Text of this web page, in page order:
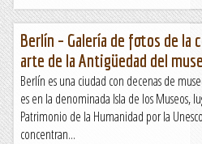
Berlín – Galería de fotos de la
arte de la Antigüedad del
Berlín es una ciudad con decenas de
es en la denominada Isla de los Museos,
Patrimonio de la Humanidad por la
concentran...